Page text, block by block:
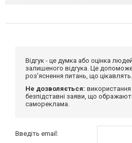
Відгук - це думка або оцінка
залишеного відгука. Це
роз'яснення питань, що цікавлять.
Не дозволяється:
безпідставні заяви, що
самореклама.
Введіть email: